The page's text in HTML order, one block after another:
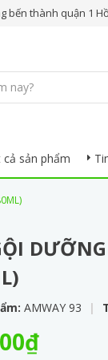
bến thành quận 1
cả sản phẩm
AMWAY 93 |